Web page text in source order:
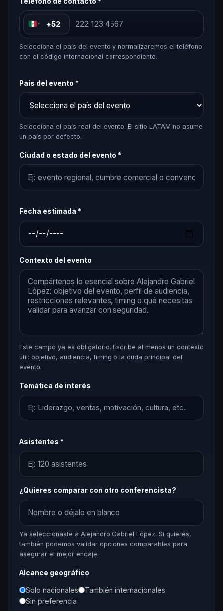
+52
Selecciona el país del evento y normalizaremos el teléfono
con el código internacional correspondiente.
País del evento *
Selecciona el país real del evento. El sitio LATAM no asume
un país por defecto.
Ciudad o estado del evento *
Fecha estimada *
Contexto del evento
Este campo ya es obligatorio. Escribe al menos un contexto
útil: objetivo, audiencia, timing o la duda principal del
evento.
Temática de interés
Asistentes *
¿Quieres comparar con otro conferencista?
Ya seleccionaste a Alejandro Gabriel López. Si quieres,
también podemos validar opciones comparables para
asegurar el mejor encaje.
Alcance geográfico
Solo nacionales
También internacionales
Sin preferencia